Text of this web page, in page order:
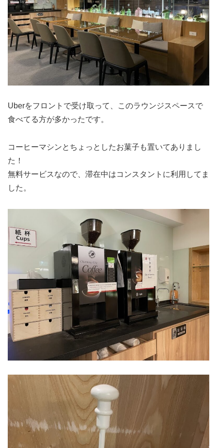
Uberをフロントで受け取って、このラウンジスペースで
食べてる方が多かったです。
コーヒーマシンとちょっとしたお菓子も置いてありまし
た！
無料サービスなので、滞在中はコンスタントに利用してま
した。